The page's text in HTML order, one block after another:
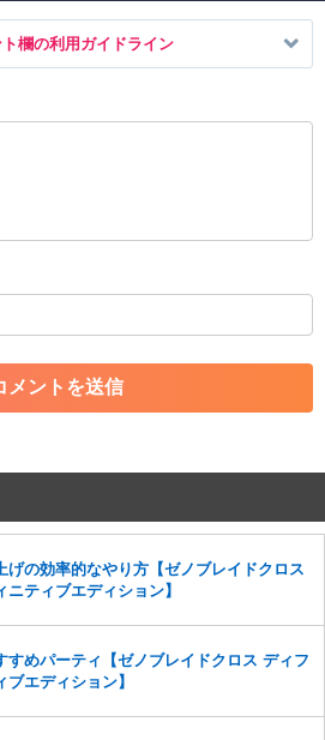
欄の利用ガイドライン
場合によってはコメント削除や書き込み制
再び投稿すること
金銭が絡む内容の投稿
含む内容の投稿
切と判断した投稿
る
承ください。
復元ができませんのでご注意くだ
や、弊社に損害の及ぶ内容の書き込みがあ
せていただく場合もございますので、あら
げの効率的なやり方【ゼノブレイドクロス
ニティブエディション】
すめパーティ【ゼノブレイドクロス ディフ
ブエディション】